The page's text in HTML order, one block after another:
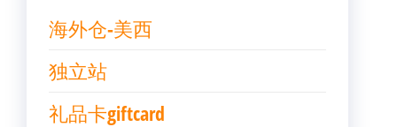
海外仓-美西
独立站
礼品卡giftcard